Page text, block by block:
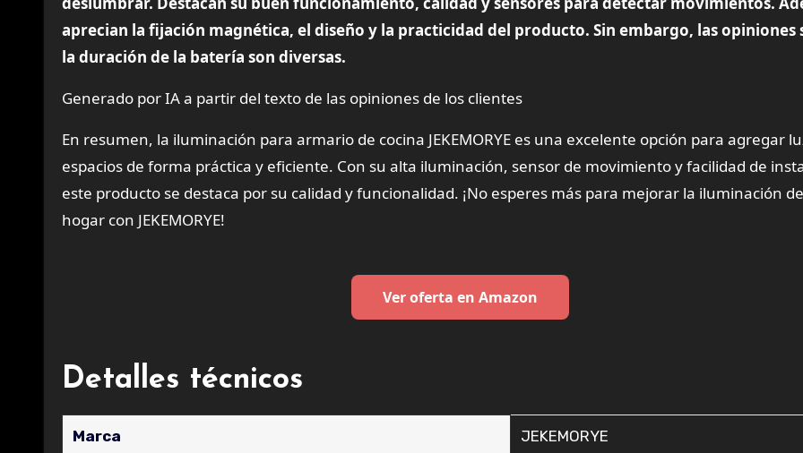
aprecian la fijación magnética, el diseño y la practicidad del producto. Sin embargo, las opiniones
la duración de la batería son diversas.
Generado por IA a partir del texto de las opiniones de los clientes
En resumen, la iluminación para armario de cocina JEKEMORYE es una excelente opción para agregar
espacios de forma práctica y eficiente. Con su alta iluminación, sensor de movimiento y facilidad de
este producto se destaca por su calidad y funcionalidad. ¡No esperes más para mejorar la iluminación
hogar con JEKEMORYE!
Ver oferta en Amazon
Detalles técnicos
Marca ‎JEKEMORYE